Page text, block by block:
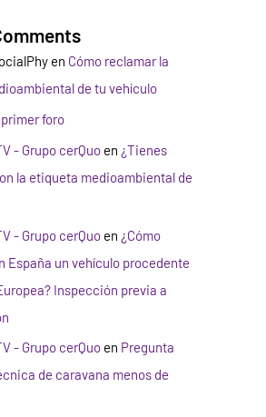
en Cómo reclamar la
de tu vehículo
primer foro
- Grupo cerQuo en ¿Tienes
la etiqueta medioambiental de
- Grupo cerQuo en ¿Cómo
España un vehículo procedente
Inspección previa a
- Grupo cerQuo en Pregunta
de caravana menos de